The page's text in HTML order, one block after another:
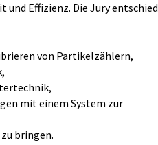
Effizienz. Die Jury entschied
von Partikelzählern,
mit einem System zur
bringen.